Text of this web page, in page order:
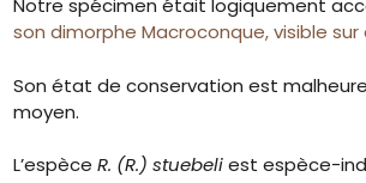
Notre spécimen était logiquement
son dimorphe Macroconque, visible
Son état de conservation est
moyen.
L’espèceR. (R.) stuebeliest espèce-